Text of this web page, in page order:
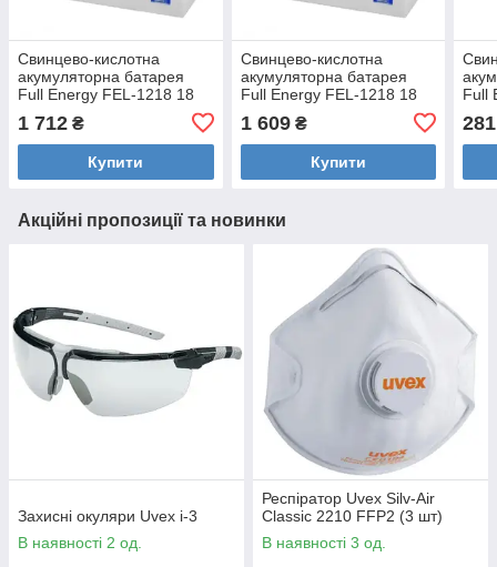
Свинцево-кислотна
акумуляторна батарея
Full Energy FEL-1218 18
1 712 ₴
Купити
Свинцево-кислотна
акумуляторна батарея
Full Energy FEL-1218 18
1 609₴
Купити
Full
281
Акційні пропозиції та новинки
Захисні окуляри Uvex i-3
В наявності 2 од.
Респіратор Uvex Silv-Air
Classic 2210 FFP2 (3 шт)
В наявності 3 од.